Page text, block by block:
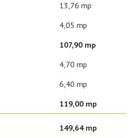
13,76 mp
4,05 mp
107,90 mp
4,70 mp
6,40 mp
119,00 mp
149,64 mp